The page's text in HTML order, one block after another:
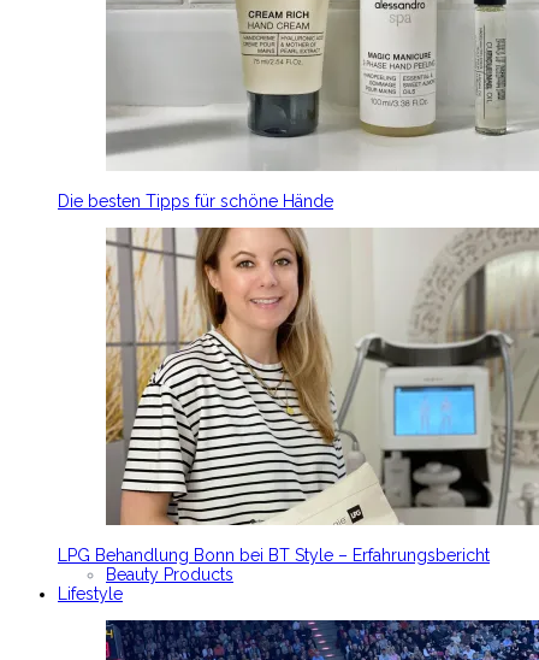
Die besten Tipps für schöne Hände
LPG Behandlung Bonn bei BT Style – Erfahrungsbericht
Beauty Products
Lifestyle